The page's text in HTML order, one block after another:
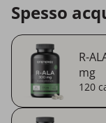
Spesso
R-
mg
120